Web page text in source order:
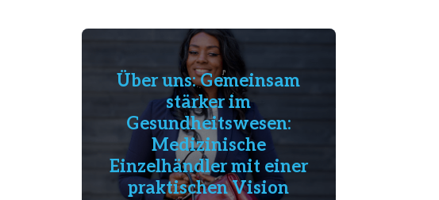
Über uns: Gemeinsam
stärker im
Gesundheitswesen:
Medizinische
Einzelhändler mit einer
praktischen Vision